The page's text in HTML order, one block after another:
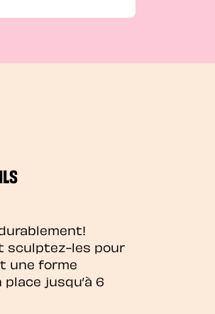
sculptez-les pour
une forme
jusqu’à 6